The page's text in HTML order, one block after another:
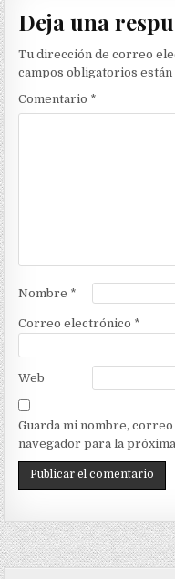
Deja una
Tu dirección de correo
campos obligatorios están
Comentario *
Nombre *
Correo electrónico *
Web
Guarda mi nombre,
navegador para la